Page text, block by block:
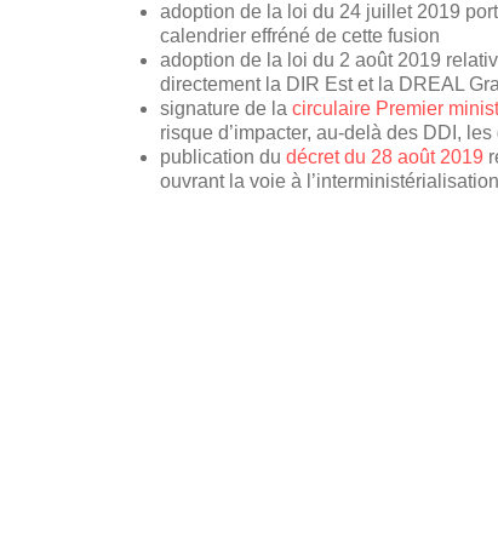
adoption de la loi du 24 juillet 2019
calendrier effréné de cette fusion
adoption de la loi du 2 août 2019
directement la DIR Est et la DREAL
signature de la circulaire Premier
risque d’impacter, au-delà des DDI,
publication du décret du 28 août 2019
ouvrant la voie à